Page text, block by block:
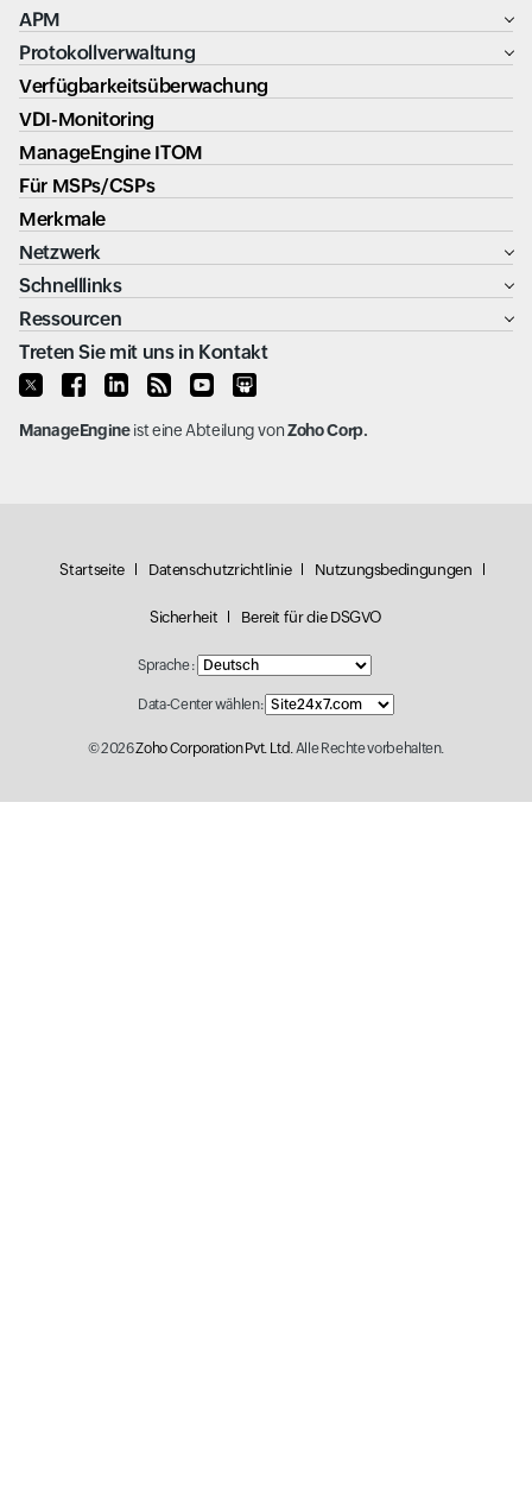
APM
Protokollverwaltung
Verfügbarkeitsüberwachung
VDI-Monitoring
ManageEngine ITOM
Für MSPs/CSPs
Merkmale
Netzwerk
Schnelllinks
Ressourcen
Treten Sie mit uns in Kontakt
ManageEngineist eine Abteilung vonZoho Corp.
Startseite Datenschutzrichtlinie Nutzungsbedingungen
Sicherheit Bereit für die DSGVO
Sprache :
Data-Center wählen:
© 2026Zoho Corporation Pvt. Ltd.Alle Rechte vorbehalten.